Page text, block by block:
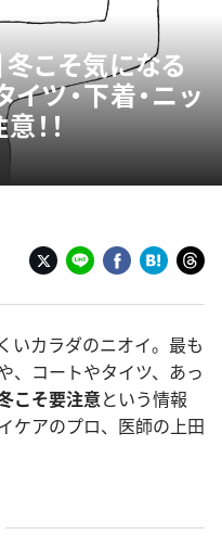
冬こそ気になる
イツ・下着・ニッ
！！
いカラダのニオイ。最も
、コートやタイツ、あっ
こそ要注意という情報
アのプロ、医師の上田